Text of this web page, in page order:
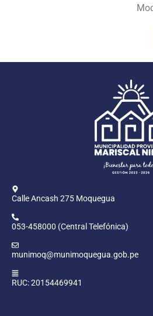
Calle Ancash 275 Moquegua
053-458000 (Central Telefónica)
munimoq@munimoquegua.gob.pe
RUC: 20154469941